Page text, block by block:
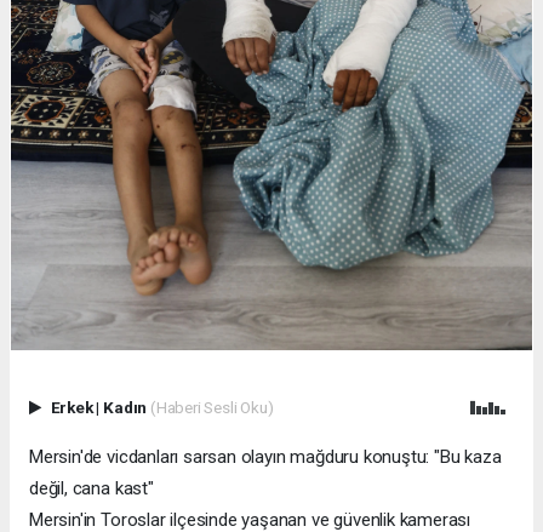
Erkek| Kadın (Haberi Sesli Oku)
Mersin'de vicdanları sarsan olayın mağduru konuştu: "Bu kaza
değil, cana kast"
Mersin'in Toroslar ilçesinde yaşanan ve güvenlik kamerası